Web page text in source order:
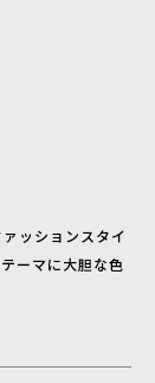
ッションスタイ
ーマに大胆な色